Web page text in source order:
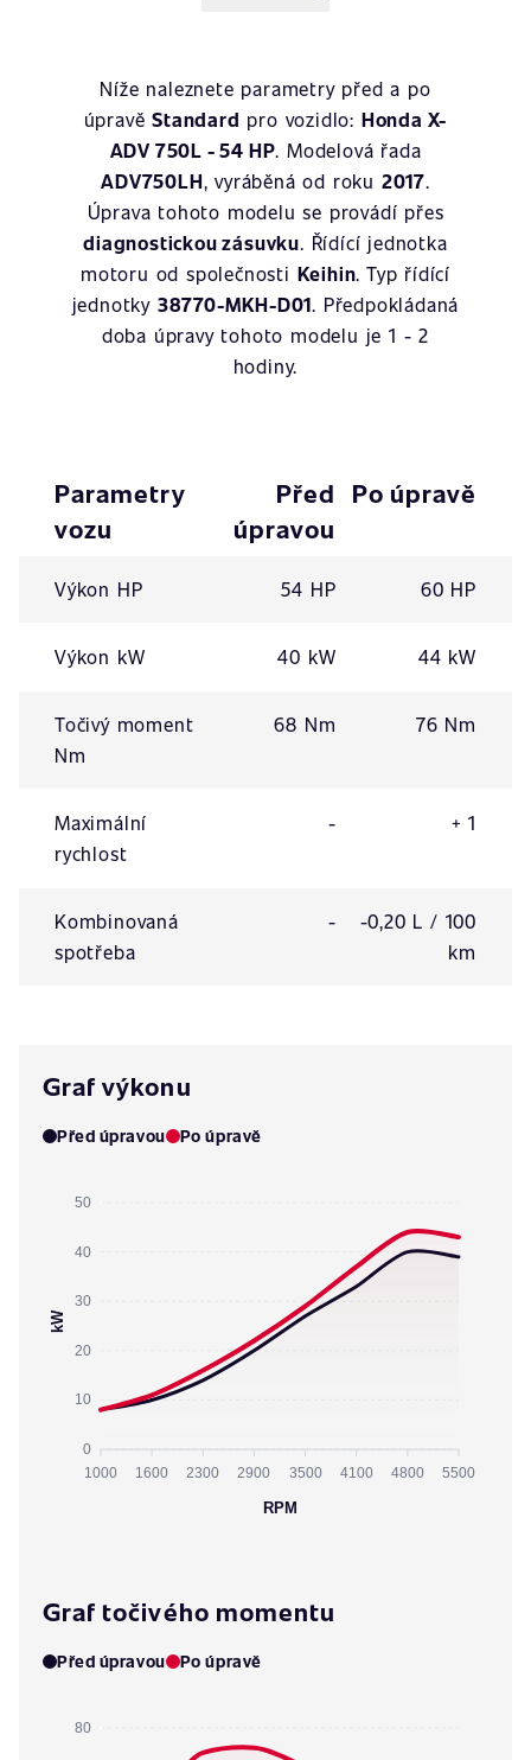
Níže naleznete parametry před a po
úpravěStandard pro vozidlo: Honda X-
ADV 750L - 54 HP. Modelová řada
ADV750LH, vyráběná od roku 2017.
Úprava tohoto modelu se provádí přes
diagnostickou zásuvku. Řídící jednotka
motoru od společnosti Keihin. Typ řídící
jednotky 38770-MKH-D01. Předpokládaná
doba úpravy tohoto modelu je 1 - 2
hodiny.
Parametry
vozu
Před
úpravou
Po úpravě
Výkon HP 54 HP 60 HP
Výkon kW 40 kW 44 kW
Točivý moment
Nm
68 Nm 76 Nm
Maximální
rychlost
- + 1
Kombinovaná
spotřeba
-
-0,20 L / 100
km
Graf výkonu
Před úpravou Po úpravě
50
40
30
20
10
0
kW
1000 1600 2300 2900 3500 4100 4800 5500
RPM
Graf točivého momentu
Před úpravou Po úpravě
80